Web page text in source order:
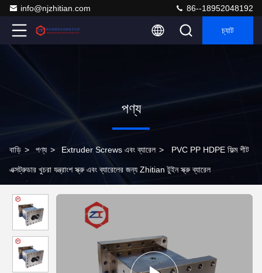
info@njzhitian.com 86--18952048192
চ্যাট
পণ্য
বাড়ি > পণ্য > Extruder Screws এবং ব্যারেল > PVC PP HDPE ফিল্ম শীট
এক্সট্রুডার খুচরা যন্ত্রাংশ স্ক্রু এবং ব্যারেলের জন্য Zhitian টুইন স্ক্রু ব্যারেল